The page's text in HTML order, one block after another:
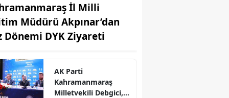
İl Milli
Müdürü Akpınar’dan
Dönemi DYK Ziyareti
AK Parti
Kahramanmaraş
Milletvekili Debgici,